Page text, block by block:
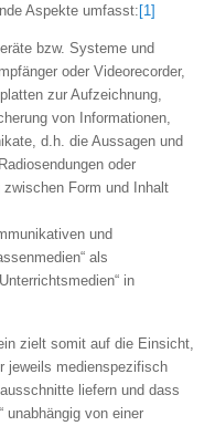
Aspekte umfasst:[1]
bzw. Systeme und
oder Videorecorder,
zur Aufzeichnung,
von Informationen,
d.h. die Aussagen und
oder
Form und Inhalt
und
als
in
zielt somit auf die Einsicht,
jeweils medienspezifisch
liefern und dass
unabhängig von einer